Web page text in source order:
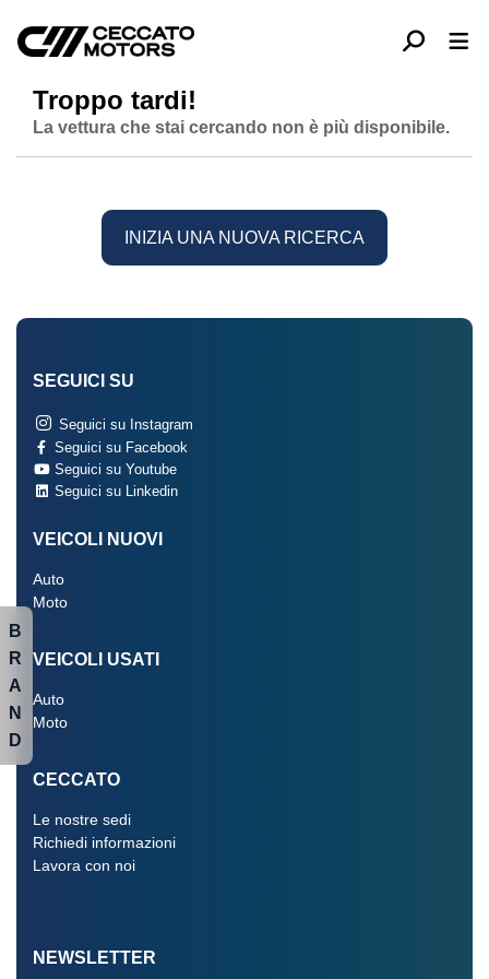
Troppo tardi!
La vettura che stai cercando non è più disponibile.
INIZIA UNA NUOVA RICERCA
SEGUICI SU
Seguici su Instagram
Seguici su Facebook
Seguici su Youtube
Seguici su Linkedin
VEICOLI NUOVI
Auto
Moto
VEICOLI USATI
Auto
Moto
CECCATO
Le nostre sedi
Richiedi informazioni
Lavora con noi
NEWSLETTER
B
R
A
N
D